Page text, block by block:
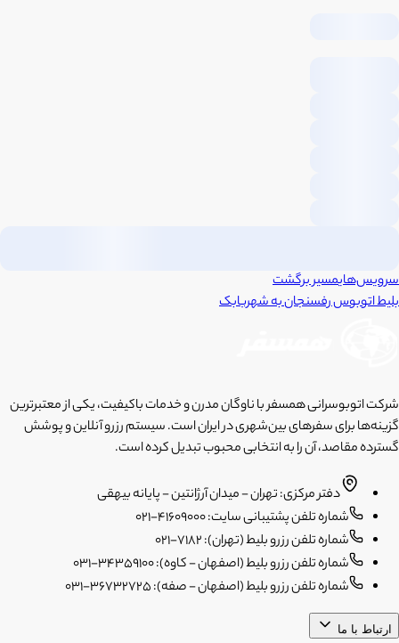
سرویس‌هایمسیر برگشت
بلیط اتوبوسرفسنجانبهشهربابک
شرکت اتوبوسرانی همسفر با ناوگان مدرن و خدمات باکیفیت، یکی از معتبرترین
گزینه‌ها برای سفرهای بین‌شهری در ایران است. سیستم رزرو آنلاین و پوشش
گسترده مقاصد، آن را به انتخابی محبوب تبدیل کرده است.
دفتر مرکزی: تهران - میدان آرژانتین - پایانه بیهقی
شماره تلفن پشتیبانی سایت: 41609000-021
شماره تلفن رزرو بلیط (تهران): 7182-021
شماره تلفن رزرو بلیط (اصفهان - کاوه): 34359100-031
شماره تلفن رزرو بلیط (اصفهان - صفه): 36732725-031
ارتباط با ما